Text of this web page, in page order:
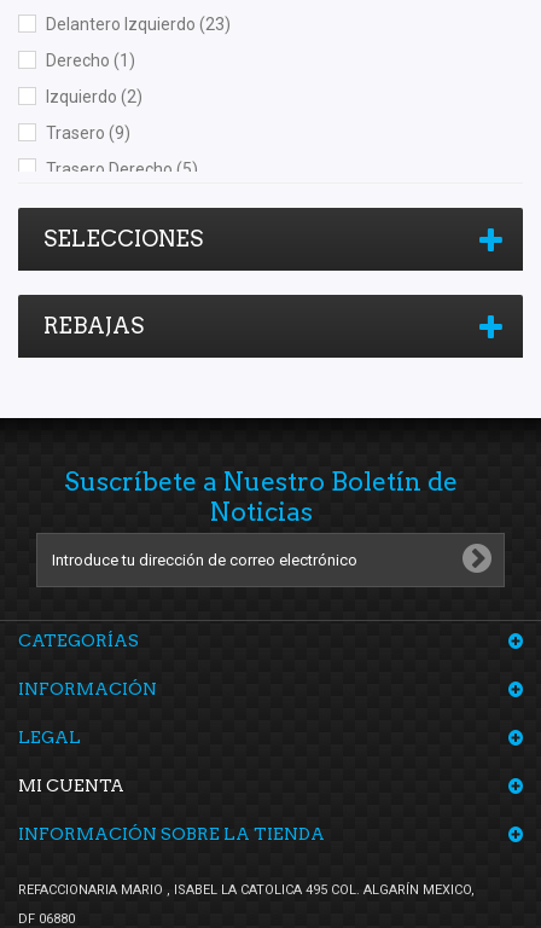
Delantero Izquierdo (23)
Derecho (1)
Izquierdo (2)
Trasero (9)
Trasero Derecho (5)
Trasero Izquierdo(6)
SELECCIONES
REBAJAS
Suscríbete a Nuestro Boletín de
Noticias
CATEGORÍAS
INFORMACIÓN
LEGAL
MI CUENTA
INFORMACIÓN SOBRE LA TIENDA
REFACCIONARIA MARIO , ISABEL LA CATOLICA 495 COL. ALGARÍN MEXICO,
DF 06880